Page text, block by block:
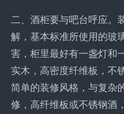
二、酒柜要与吧台呼应。
解，基本标准所使用的玻
害，柜里最好有一盏灯和
实木，高密度纤维板，不
简单的装修风格，与复杂
修，高纤维板或不锈钢酒